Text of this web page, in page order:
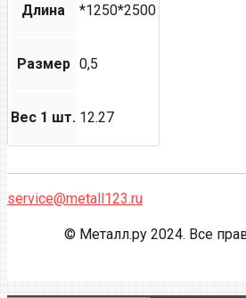
Длина *1250*2500
Размер 0,5
Вес 1 шт. 12.27
service@metall123.ru
© Металл.ру 2024. Все